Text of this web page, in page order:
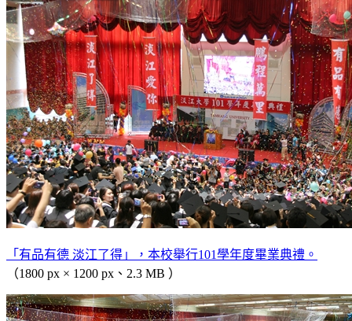
「有品有德 淡江了得」，本校舉行101學年度畢業典禮。
（1800 px × 1200 px、2.3 MB ）